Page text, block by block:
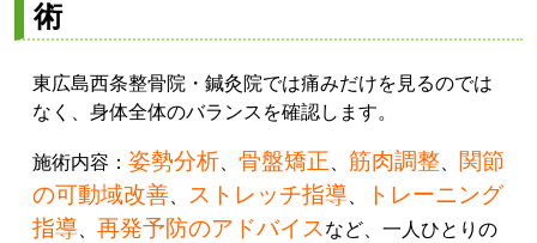
術
東広島西条整骨院・鍼灸院では痛みだけを見るのでは
なく、身体全体のバランスを確認します。
施術内容： 姿勢分析 骨盤矯正 筋肉調整
関節
の可動域改善
ストレッチ指導
トレーニング
指導
再発予防のアドバイス など、一人ひとりの